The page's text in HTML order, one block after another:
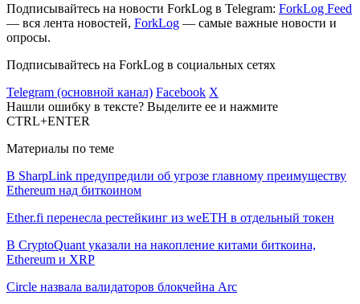
Подписывайтесь на новости ForkLog в Telegram: ForkLog Feed
— вся лента новостей, ForkLog — самые важные новости и
опросы.
Подписывайтесь на ForkLog в социальных сетях
Telegram (основной канал) Facebook X
Нашли ошибку в тексте? Выделите ее и нажмите
CTRL+ENTER
Материалы по теме
В SharpLink предупредили об угрозе главному преимуществу
Ethereum над биткоином
Ether.fi перенесла рестейкинг из weETH в отдельный токен
В CryptoQuant указали на накопление китами биткоина,
Ethereum и XRP
Circle назвала валидаторов блокчейна Arc